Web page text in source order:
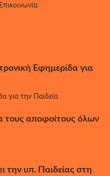
Επικοινωνία
Εφημερίδα για
για την Παιδεία
τους αποφοίτους όλων
την υπ. Παιδείας στη